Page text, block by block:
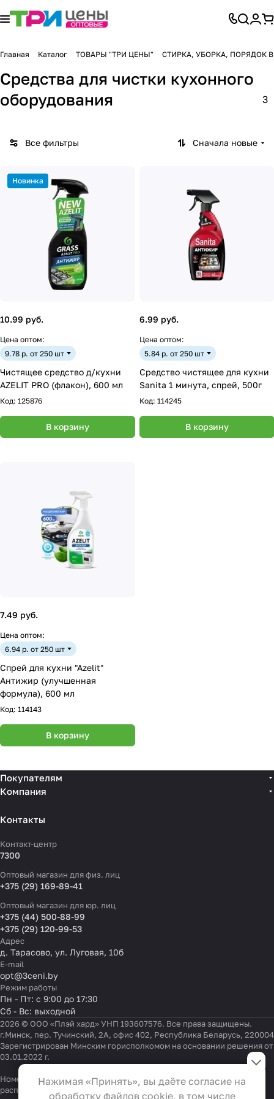
Главная Каталог ТОВАРЫ "ТРИ ЦЕНЫ" СТИРКА, УБОРКА, ПОРЯДОК
Средства для чистки кухонного
оборудования
3
Все фильтры Сначала новые
Новинка
10.99 руб.
Цена оптом:
9.78 р. от 250 шт
Чистящее средство д/кухни
AZELIT PRO (флакон), 600 мл
Код: 125876
В корзину
6.99 руб.
Цена оптом:
5.84 р. от 250 шт
Средство чистящее для кухни
Sanita 1 минута, спрей, 500г
Код: 114245
В корзину
7.49 руб.
Цена оптом:
6.94 р. от 250 шт
Спрей для кухни "Azelit"
Антижир (улучшенная
формула), 600 мл
Код: 114143
В корзину
Покупателям
Компания
Контакты
Контакт-центр
7300
Оптовый магазин для физ. лиц
+375 (29) 169-89-41
Оптовый магазин для юр. лиц
+375 (44) 500-88-99
+375 (29) 120-99-53
Адрес
д. Тарасово, ул. Луговая, 10б
E-mail
opt@3ceni.by
Режим работы
Пн - Пт: с 9:00 до 17:30
Сб - Вс: выходной
2026 © ООО «Плэй хард» УНП 193607576. Все права защищены.
г.Минск, пер. Тучинский, 2А, офис 402, Республика Беларусь, 220004
Зарегистрирован Минским горисполкомом на основании решения от
03.01.2022 г.
Номер телефона работников местных исполнительных и
распорядительных органов по месту государственной
Настройки файлов cookie
Функциональные
Эти файлы необходимы для
Нажимая «Принять», вы даёте согласие на
обработку файлов cookie, в том числе